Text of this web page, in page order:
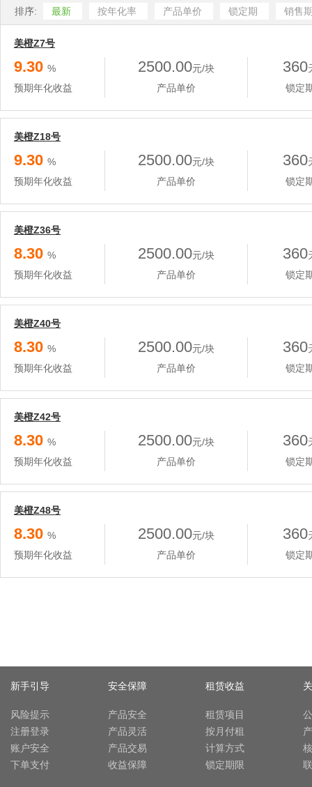
排序: 最新 按年化率 产品单价 锁定期 销售
美橙Z7号
9.30 %
预期年化收益
2500.00元/块
产品单价
360
锁定
美橙Z18号
9.30 %
预期年化收益
2500.00元/块
产品单价
360
锁定
美橙Z36号
8.30 %
预期年化收益
2500.00元/块
产品单价
360
锁定
美橙Z40号
8.30 %
预期年化收益
2500.00元/块
产品单价
360
锁定
美橙Z42号
8.30 %
预期年化收益
2500.00元/块
产品单价
360
锁定
美橙Z48号
8.30 %
预期年化收益
2500.00元/块
产品单价
360
锁定
新手引导
风险提示
注册登录
账户安全
下单支付
安全保障
产品安全
产品灵活
产品交易
收益保障
租赁收益
租赁项目
按月付租
计算方式
锁定期限